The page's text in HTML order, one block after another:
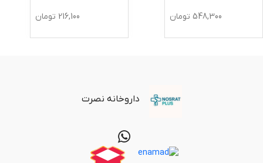
548,300 تومان 216,100 تومان
داروخانه نصرت